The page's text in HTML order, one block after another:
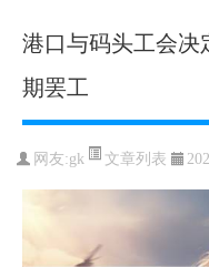
港口与码头工会决
期罢工
网友:gk 文章列表